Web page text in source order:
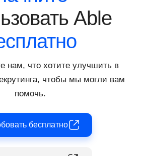
Able
нам, что хотите улучшить в
чтобы мы могли вам
помочь.
бесплатно